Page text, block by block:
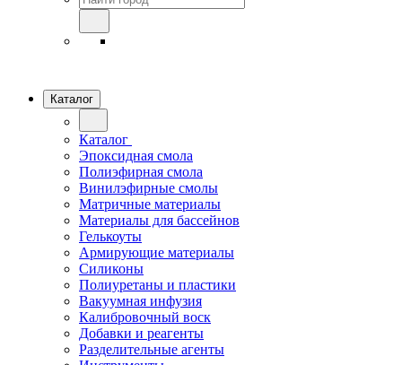
Каталог
Каталог
Эпоксидная смола
Полиэфирная смола
Винилэфирные смолы
Матричные материалы
Материалы для бассейнов
Гелькоуты
Армирующие материалы
Силиконы
Полиуретаны и пластики
Вакуумная инфузия
Калибровочный воск
Добавки и реагенты
Разделительные агенты